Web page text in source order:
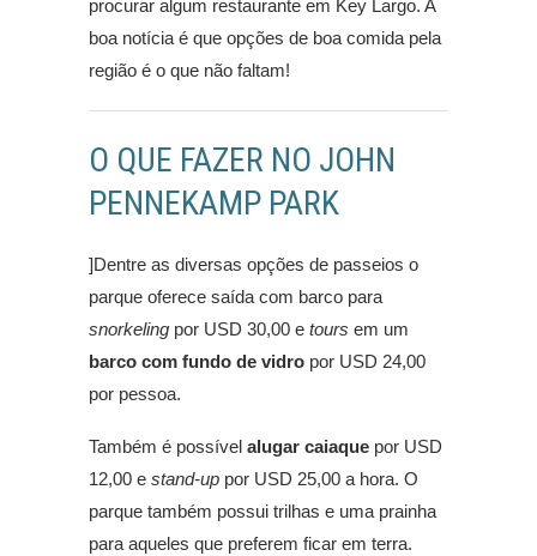
procurar algum restaurante em Key Largo. A
boa notícia é que opções de boa comida pela
região é o que não faltam!
O QUE FAZER NO JOHN
PENNEKAMP PARK
]Dentre as diversas opções de passeios o
parque oferece saída com barco para
snorkeling por USD 30,00 e tours em um
barco com fundo de vidro por USD 24,00
por pessoa.
Também é possível alugar caiaque por USD
12,00 e stand-up por USD 25,00 a hora. O
parque também possui trilhas e uma prainha
para aqueles que preferem ficar em terra.